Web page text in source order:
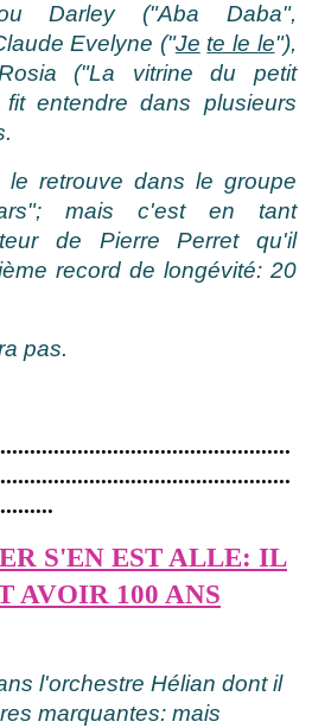
Darley ("Aba Daba",
Evelyne ("Je te le le"),
("La vitrine du petit
entendre dans plusieurs
le retrouve dans le groupe
mais c'est en tant
de Pierre Perret qu'il
record de longévité: 20
pas.
S'EN EST ALLE: IL
AVOIR 100 ANS
l'orchestre Hélian dont il
marquantes: mais